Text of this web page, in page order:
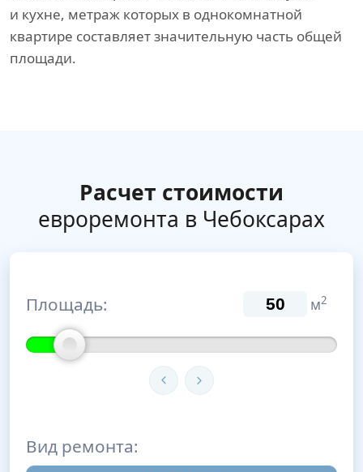
и кухне, метраж которых в однокомнатной
квартире составляет значительную часть общей
площади.
Расчет стоимости
евроремонта в Чебоксарах
Площадь: м2
Вид ремонта: